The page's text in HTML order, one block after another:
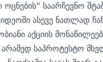
საარჩევნო
ასევე ნათლად
აქციის
საპროტესტო